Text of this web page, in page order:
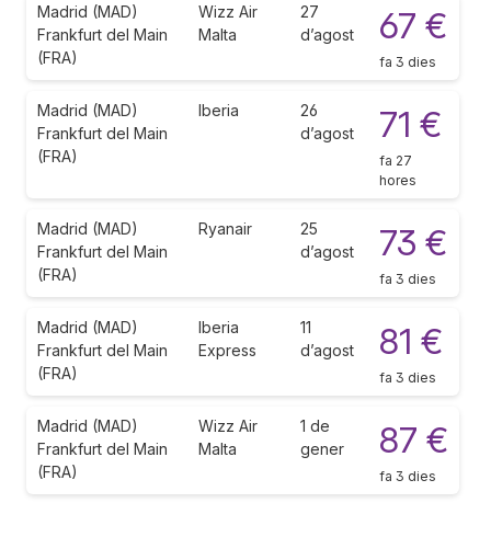
Madrid (MAD)
Frankfurt del Main
(FRA)
Wizz Air
Malta
27
d’agost
67 €
fa 3 dies
Madrid (MAD)
Frankfurt del Main
(FRA)
Iberia
26
d’agost
71 €
fa 27
hores
Madrid (MAD)
Frankfurt del Main
(FRA)
Ryanair
25
d’agost
73 €
fa 3 dies
Madrid (MAD)
Frankfurt del Main
(FRA)
Iberia
Express
11
d’agost
81 €
fa 3 dies
Madrid (MAD)
Frankfurt del Main
(FRA)
Wizz Air
Malta
1 de
gener
87 €
fa 3 dies